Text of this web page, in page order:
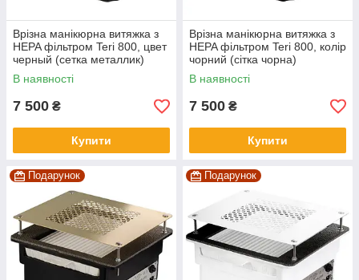
Врізна манікюрна витяжка з
HEPA фільтром Teri 800, цвет
черный (сетка металлик)
В наявності
7 500 ₴
Купити
Врізна манікюрна витяжка з
HEPA фільтром Teri 800, колір
чорний (сітка чорна)
В наявності
7 500 ₴
Купити
Подарунок Подарунок